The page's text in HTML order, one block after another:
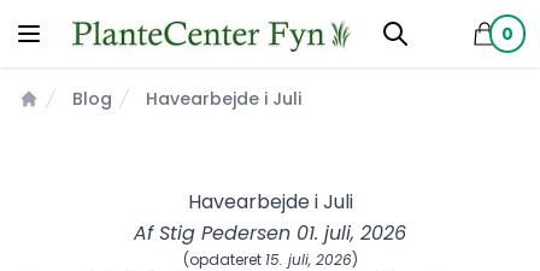
0
Blog Havearbejde i Juli
Havearbejde i Juli
AfStig Pedersen 01. juli, 2026
(opdateret 15. juli, 2026)